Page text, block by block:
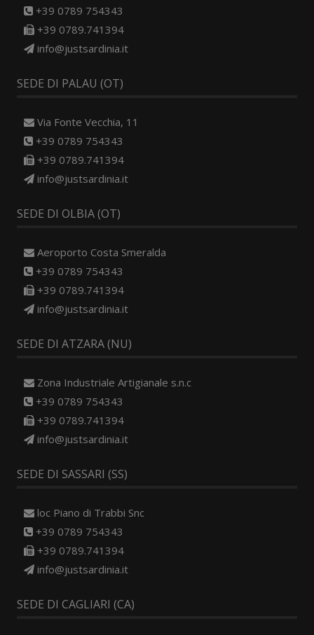
+39 0789 754343
+39 0789.741394
info@justsardinia.it
SEDE DI PALAU (OT)
Via Fonte Vecchia, 11
+39 0789 754343
+39 0789.741394
info@justsardinia.it
SEDE DI OLBIA (OT)
Aeroporto Costa Smeralda
+39 0789 754343
+39 0789.741394
info@justsardinia.it
SEDE DI ATZARA (NU)
Zona Industriale Artigianale s.n.c
+39 0789 754343
+39 0789.741394
info@justsardinia.it
SEDE DI SASSARI (SS)
loc Piano di Trabbi Snc
+39 0789 754343
+39 0789.741394
info@justsardinia.it
SEDE DI CAGLIARI (CA)